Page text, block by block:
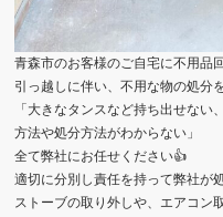
青森市のお客様のご自宅に不用品
引っ越しに伴い、不用な物の処分
「大きなタンスなど持ち出せない
方法や処分方法がわからない」
全て弊社にお任せください👍
適切に分別し責任を持って弊社が
ストーブの取り外しや、エアコン